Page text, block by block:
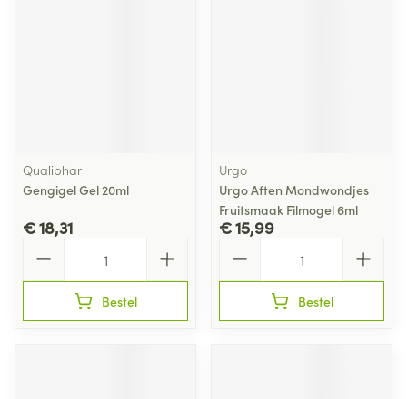
Qualiphar
Gengigel Gel 20ml
€ 18,31
Bestel
Urgo
Urgo Aften Mondwondjes
Fruitsmaak Filmogel 6ml
€ 15,99
Bestel